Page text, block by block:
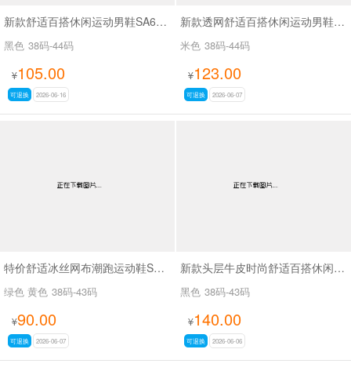
新款舒适百搭休闲运动男鞋SA63817
黑色 38码-44码
¥105.00
可退换 2026-06-16
新款透网舒适百搭休闲运动男鞋SA756
米色 38码-44码
¥123.00
可退换 2026-06-07
特价舒适冰丝网布潮跑运动鞋SA25678
绿色 黄色 38码-43码
¥90.00
可退换 2026-06-07
新款头层牛皮时尚舒适百搭休闲商务鞋SA9507
黑色 38码-43码
¥140.00
可退换 2026-06-06